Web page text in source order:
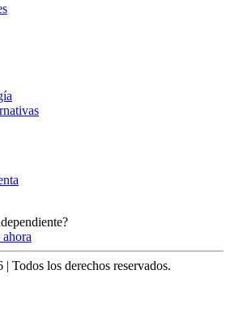
| Todos los derechos reservados.